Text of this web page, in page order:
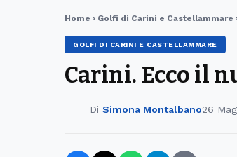
Home › Golfi di Carini e Castellammare
GOLFI DI CARINI E CASTELLAMMARE
Carini. Ecco il
Di Simona Montalbano26